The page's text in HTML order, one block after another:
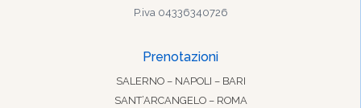
P.iva 04336340726
Prenotazioni
SALERNO – NAPOLI – BARI
SANT’ARCANGELO – ROMA